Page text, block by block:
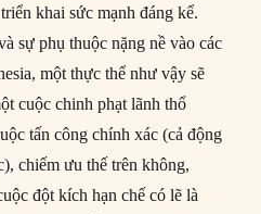
khai sức mạnh đáng kể.
sự phụ thuộc nặng nề vào các
một thực thể như vậy sẽ
cuộc chinh phạt lãnh thổ
tấn công chính xác (cả động
chiếm ưu thế trên không,
đột kích hạn chế có lẽ là